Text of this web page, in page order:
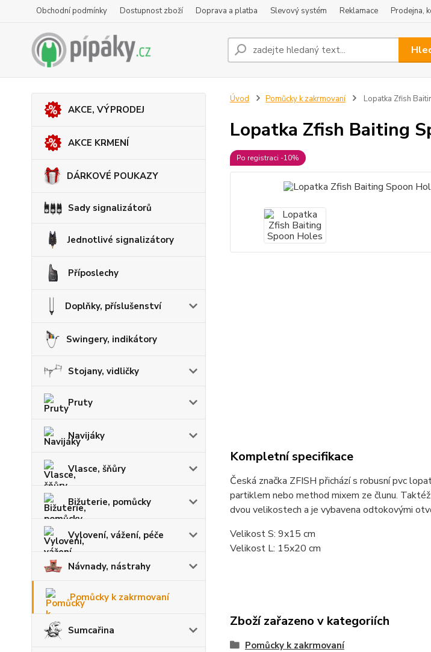
Obchodní podmínky Dostupnost zboží Doprava a platba Slevový systém Reklamace Prodejna,
AKCE, VÝPRODEJ
AKCE KRMENÍ
DÁRKOVÉ POUKAZY
Sady signalizátorů
Jednotlivé signalizátory
Příposlechy
Doplňky, příslušenství
Swingery, indikátory
Stojany, vidličky
Pruty
Navijáky
Vlasce, šňůry
Bižuterie, pomůcky
Vylovení, vážení, péče
Návnady, nástrahy
Pomůcky k zakrmovaní
Sumcařina
Úvod Pomůcky k zakrmovaní Lopatka Zfish
Lopatka Zfish Baiting
Po registraci -10%
Kompletní specifikace
Česká značka ZFISH přichází s robusní pvc
partiklem nebo method mixem ze člunu.
dvou velikostech a je vybavena odtokovými
Velikost S: 9x15 cm
Velikost L: 15x20 cm
Zboží zařazeno v kategoriích
Pomůcky k zakrmovaní